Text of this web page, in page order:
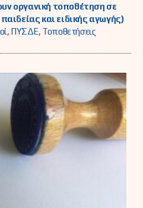
οργανική τοποθέτηση σε
και ειδικής αγωγής)
, ΠΥΣΔΕ, Τοποθετήσεις